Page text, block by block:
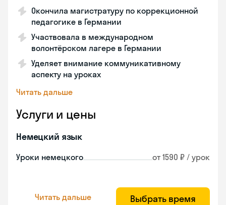
Окончила магистратуру по коррекционной
педагогике в Германии
Участвовала в международном
волонтёрском лагере в Германии
Уделяет внимание коммуникативному
аспекту на уроках
Читать дальше
Услуги и цены
Немецкий язык
Уроки немецкого от 1590 ₽ / урок
Читать дальше Выбрать время